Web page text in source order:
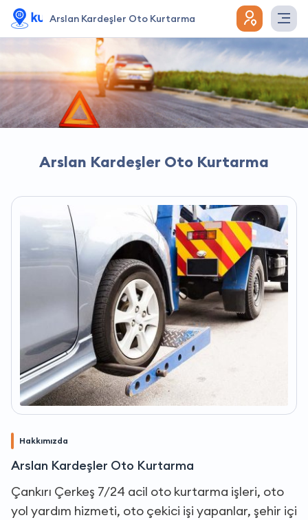
Arslan Kardeşler Oto Kurtarma
Arslan Kardeşler Oto Kurtarma
Hakkımızda
Arslan Kardeşler Oto Kurtarma
Çankırı Çerkeş 7/24 acil oto kurtarma işleri, oto
yol yardım hizmeti, oto çekici işi yapanlar, şehir içi